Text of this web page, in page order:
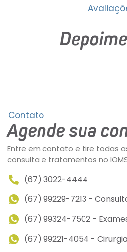
Contato
Agende sua
Entre em contato e tire todas
consulta e tratamentos no
(67) 3022-4444
(67) 99229-7213 -
(67) 99324-7502 -
(67) 99221-4054 -